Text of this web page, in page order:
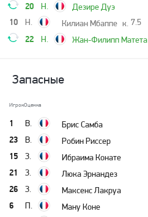
20 Н. Дезире Дуэ
10 Н. Килиан Мбаппе к. 7.5
22 Н. Жан-Филипп Матета
Запасные
ИгрокОценка
1 В. Брис Самба
23 В. Робин Риссер
15 З. Ибраима Конате
21 З. Люка Эрнандез
26 З. Максенс Лакруа
6 П. Ману Коне